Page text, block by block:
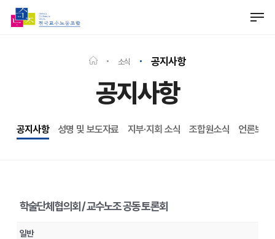
소식 공지사항
공지사항
공지사항 성명 및 보도자료 지부·지회 소식 조합원소식 언론보도
학술단체협의회 / 교수노조 공동 토론회
일반